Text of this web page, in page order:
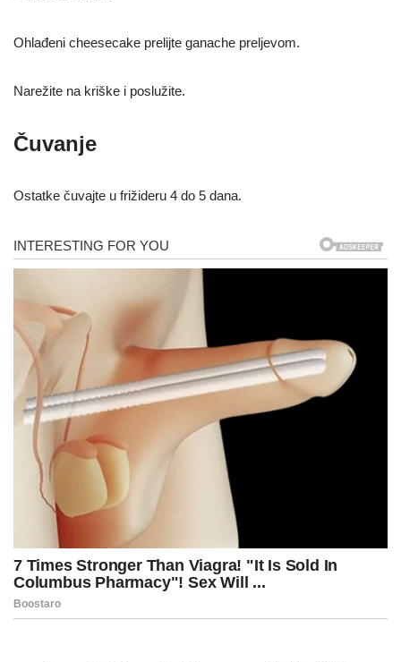
Ohlađeni cheesecake prelijte ganache preljevom.
Narežite na kriške i poslužite.
Čuvanje
Ostatke čuvajte u frižideru 4 do 5 dana.